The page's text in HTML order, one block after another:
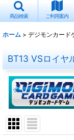
商品検索 ご利用案内
ホーム > デジモンカード
BT13 VSロイヤ